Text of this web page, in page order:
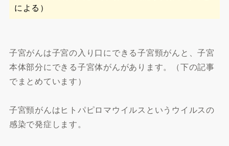
による）
子宮がんは子宮の入り口にできる子宮頸がんと、子宮
本体部分にできる子宮体がんがあります。（下の記事
でまとめています）
子宮頸がんはヒトパピロマウイルスというウイルスの
感染で発症します。